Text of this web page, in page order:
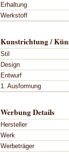
Erhaltung
Werkstoff
Kunstrichtung /
Stil
Design
Entwurf
1. Ausformung
Werbung Details
Hersteller
Werk
Werbeträger